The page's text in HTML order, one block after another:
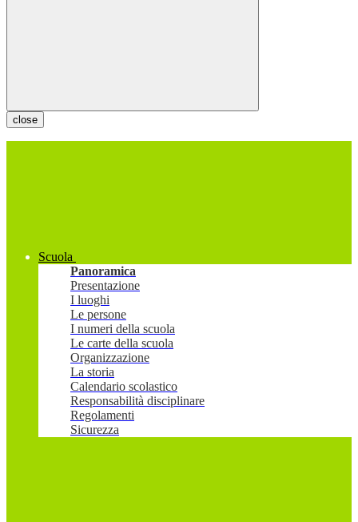
close
Scuola
Panoramica
Presentazione
I luoghi
Le persone
I numeri della scuola
Le carte della scuola
Organizzazione
La storia
Calendario scolastico
Responsabilità disciplinare
Regolamenti
Sicurezza